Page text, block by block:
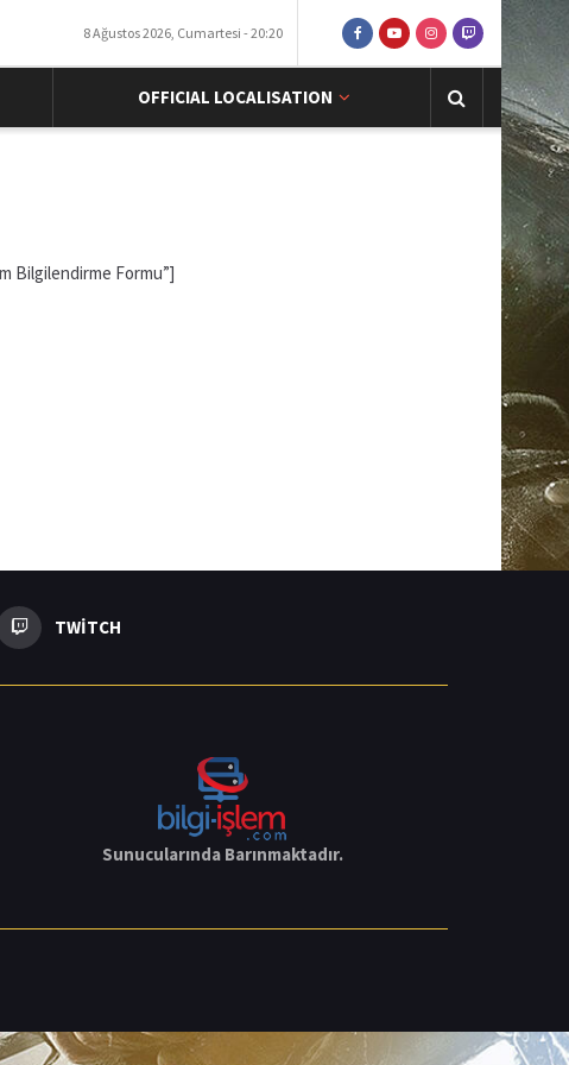
8 Ağustos 2026, Cumartesi - 20:20
OFFICIAL LOCALISATION
Bilgilendirme Formu”]
TWITCH
Sunucularında Barınmaktadır.